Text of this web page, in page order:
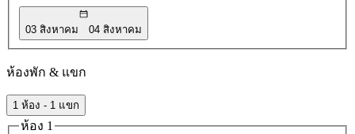
03 สิงหาคม 04 สิงหาคม
ห้องพัก & แขก
1 ห้อง - 1 แขก
ห้อง 1